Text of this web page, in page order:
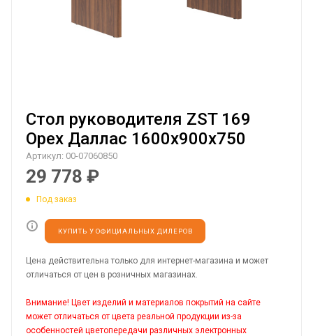
Стол руководителя ZST 169
Орех Даллас 1600х900х750
Артикул: 00-07060850
29 778 ₽
Под заказ
КУПИТЬ У ОФИЦИАЛЬНЫХ ДИЛЕРОВ
Цена действительна только для интернет-магазина и может
отличаться от цен в розничных магазинах.
Внимание! Цвет изделий и материалов покрытий на сайте
может отличаться от цвета реальной продукции из-за
особенностей цветопередачи различных электронных